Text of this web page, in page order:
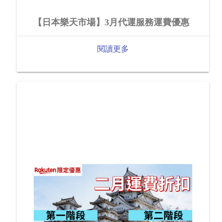
【日本樂天市場】3月代運服務運費優惠
閱讀更多